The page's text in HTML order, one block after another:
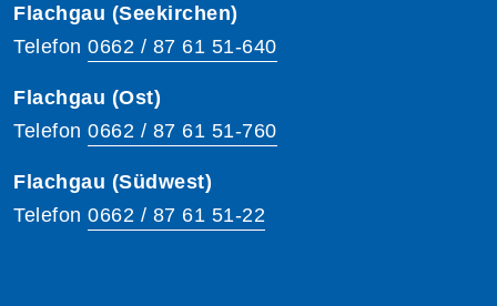
Flachgau (Seekirchen)
Telefon 0662 / 87 61 51-640
Flachgau (Ost)
Telefon 0662 / 87 61 51-760
Flachgau (Südwest)
Telefon 0662 / 87 61 51-22